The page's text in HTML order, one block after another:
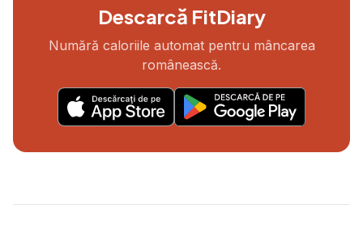
Descarcă FitDiary
Numără caloriile automat pentru mâncarea
românească.